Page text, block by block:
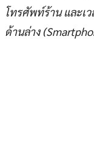
โทรศัพท์ร้าน และเ
ด้านล่าง